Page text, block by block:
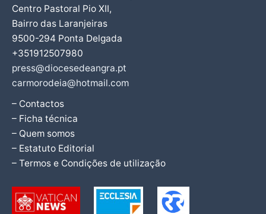
Centro Pastoral Pio XII,
Bairro das Laranjeiras
9500-294 Ponta Delgada
+351912507980
press@diocesedeangra.pt
carmorodeia@hotmail.com
– Contactos
– Ficha técnica
– Quem somos
– Estatuto Editorial
– Termos e Condições de utilização